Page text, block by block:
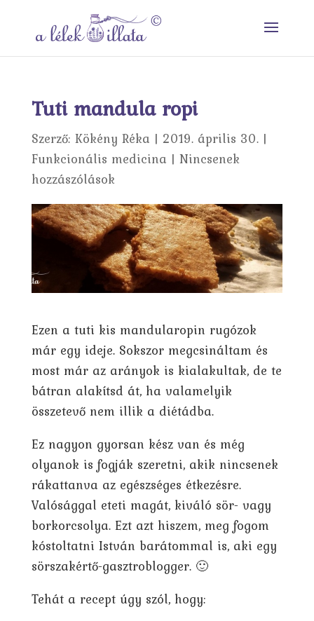
Tuti mandula ropi
Szerző: Kökény Réka | 2019. április 30.|
Funkcionális medicina | Nincsenek
hozzászólások
Ezen a tuti kis mandularopin rugózok
már egy ideje. Sokszor megcsináltam és
most már az arányok is kialakultak, de te
bátran alakítsd át, ha valamelyik
összetevő nem illik a diétádba.
Ez nagyon gyorsan kész van és még
olyanok is fogják szeretni, akik nincsenek
rákattanva az egészséges étkezésre.
Valósággal eteti magát, kiváló sör- vagy
borkorcsolya. Ezt azt hiszem, meg fogom
kóstoltatni István barátommal is, aki egy
sörszakértő-gasztroblogger. 🙂
Tehát a recept úgy szól, hogy: